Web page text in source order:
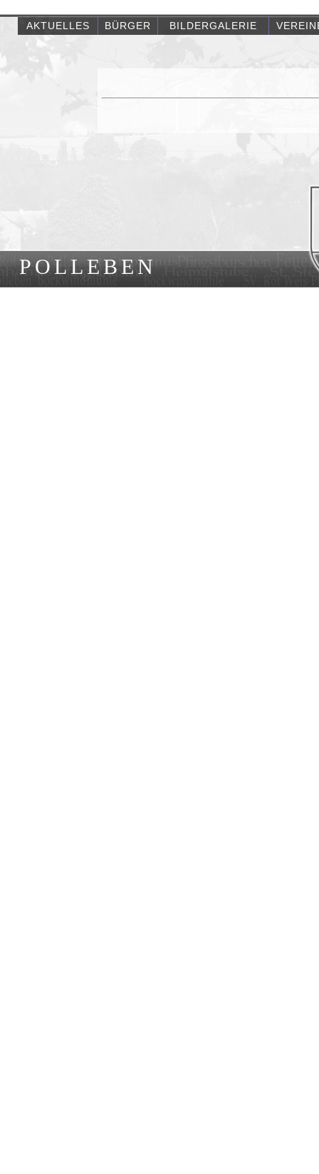
POLLEBEN
AKTUELLES BÜRGER BILDERGALERIE